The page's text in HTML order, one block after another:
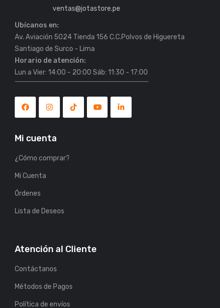
ventas@jotastore.pe
Ubícanos en:
Av. Aviación 5024 Tienda 156 C.C.Polvos de Higuereta
Horario de atención:
Lun a Vier: 14:00 - 20:00 Sáb: 11:30 - 17:00
Mi cuenta
¿Cómo comprar?
Mi Cuenta
Órdenes
Lista de Deseos
Atención al Cliente
Contáctanos
Métodos de Pagos
Política de envíos